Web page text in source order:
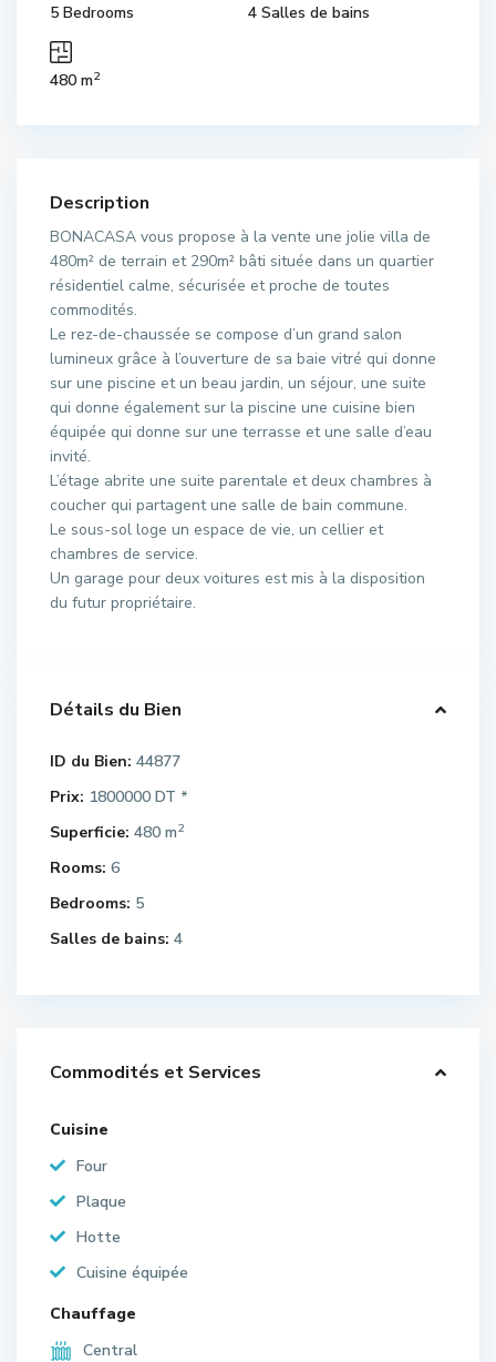
5 Bedrooms 4 Salles de bains
480 m2
Description
BONACASA vous propose à la vente une jolie villa de
480m² de terrain et 290m² bâti située dans un quartier
résidentiel calme, sécurisée et proche de toutes
commodités.
Le rez-de-chaussée se compose d’un grand salon
lumineux grâce à l’ouverture de sa baie vitré qui donne
sur une piscine et un beau jardin, un séjour, une suite
qui donne également sur la piscine une cuisine bien
équipée qui donne sur une terrasse et une salle d’eau
invité.
L’étage abrite une suite parentale et deux chambres à
coucher qui partagent une salle de bain commune.
Le sous-sol loge un espace de vie, un cellier et
chambres de service.
Un garage pour deux voitures est mis à la disposition
du futur propriétaire.
Détails du Bien
ID du Bien: 44877
Prix: 1800000 DT *
Superficie: 480 m2
Rooms: 6
Bedrooms: 5
Salles de bains: 4
Commodités et Services
Cuisine
Four
Plaque
Hotte
Cuisine équipée
Chauffage
Central